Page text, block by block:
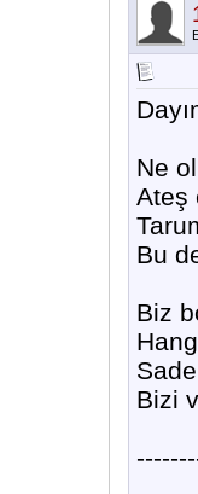
Ne
Ateş
Bu
Biz
Bizi